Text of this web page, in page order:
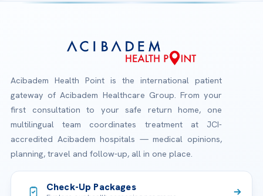
Acibadem Health Point is the international patient
gateway of Acibadem Healthcare Group. From your
first consultation to your safe return home, one
multilingual team coordinates treatment at JCI-
accredited Acibadem hospitals — medical opinions,
planning, travel and follow-up, all in one place.
Check-Up Packages